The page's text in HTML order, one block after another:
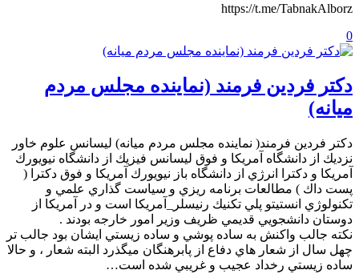
https://t.me/TabnakAlborz
0
دكتر فردين فرمند (نماينده مجلس مردم
میانه)
دكتر فردين فرمند( نماينده مجلس مردم ميانه) ليسانس علوم خاور
نزديك از دانشگاه آمريكا و فوق ليسانس فيزيك از دانشگاه نيويورك
آمريكا و دكترا انرژي از دانشگاه باز نيويورك آمريكا و فوق دكترا (
پست داك ) مطالعات برنامه ريزي و سياست گذاري علمي و
تكنولوژي انستيتو پلي تكنيك رنيسلر_آمريكا است و در آمريكا از
دوستان دانشجويي قديمي ظريف وزير امور خارجه بودند .
نكته جالب واكنش به ساده پوشي و ساده زيستي ايشان بود جالب تر
چهل سال از شعار هاي دفاع از پابرهنگان ميگذرد البته شعار ، و حالا
ساده زيستي رخداد عجيب و غريبي شده است…